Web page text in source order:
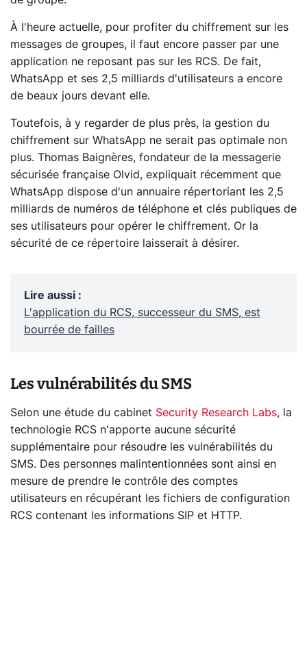
À l'heure actuelle, pour profiter du chiffrement sur les
messages de groupes, il faut encore passer par une
application ne reposant pas sur les RCS. De fait,
WhatsApp et ses 2,5 milliards d'utilisateurs a encore
de beaux jours devant elle.
Toutefois, à y regarder de plus près, la gestion du
chiffrement sur WhatsApp ne serait pas optimale non
plus. Thomas Baignères, fondateur de la messagerie
sécurisée française Olvid, expliquait récemment que
WhatsApp dispose d'un annuaire répertoriant les 2,5
milliards de numéros de téléphone et clés publiques de
ses utilisateurs pour opérer le chiffrement. Or la
sécurité de ce répertoire laisserait à désirer.
Lire aussi :
L'application du RCS, successeur du SMS, est
bourrée de failles
Les vulnérabilités du SMS
Selon une étude du cabinet Security Research Labs, la
technologie RCS n'apporte aucune sécurité
supplémentaire pour résoudre les vulnérabilités du
SMS. Des personnes malintentionnées sont ainsi en
mesure de prendre le contrôle des comptes
utilisateurs en récupérant les fichiers de configuration
RCS contenant les informations SIP et HTTP.